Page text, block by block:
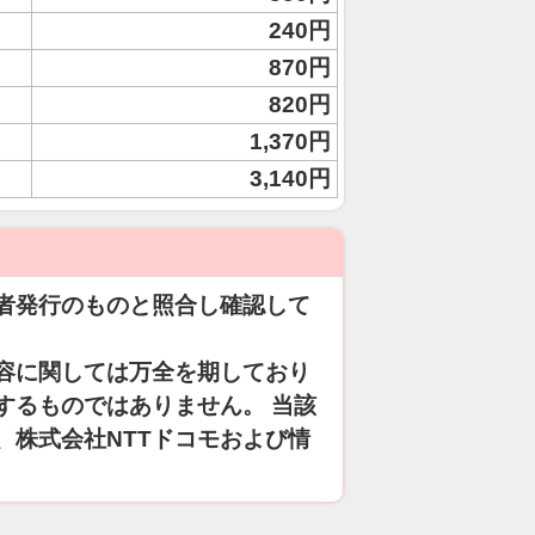
240円
870円
820円
1,370円
3,140円
発行のものと照合し確認して
に関しては万全を期しており
るものではありません。 当該
株式会社NTTドコモおよび情